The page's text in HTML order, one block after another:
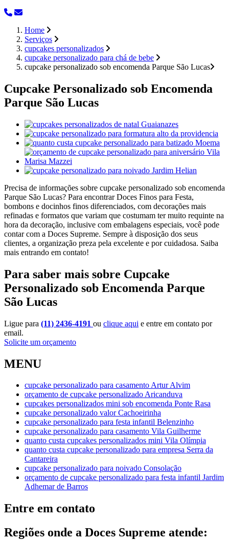
Home
Serviços
cupcakes personalizados
cupcake personalizado para chá de bebe
cupcake personalizado sob encomenda Parque São Lucas
Cupcake Personalizado sob Encomenda
Parque São Lucas
Precisa de informações sobre cupcake personalizado sob encomenda
Parque São Lucas? Para encontrar Doces Finos para Festa,
bombons e docinhos finos diferenciados, com decorações mais
refinadas e formatos que variam que costumam ter muito requinte na
hora da decoração, inclusive com embalagens especiais, você pode
contar com a Doces Supreme. Sempre à disposição dos seus
clientes, a organização preza pela excelente e por cuidadosa. Saiba
mais entrando em contato!
Para saber mais sobre Cupcake
Personalizado sob Encomenda Parque
São Lucas
Ligue para (11) 2436-4191 ou clique aqui e entre em contato por
email.
Solicite um orçamento
MENU
cupcake personalizado para casamento Artur Alvim
orçamento de cupcake personalizado Aricanduva
cupcakes personalizados mini sob encomenda Ponte Rasa
cupcake personalizado valor Cachoeirinha
cupcake personalizado para festa infantil Belenzinho
cupcake personalizado para casamento Vila Guilherme
quanto custa cupcakes personalizados mini Vila Olímpia
quanto custa cupcake personalizado para empresa Serra da
Cantareira
cupcake personalizado para noivado Consolação
orçamento de cupcake personalizado para festa infantil Jardim
Adhemar de Barros
Entre em contato
Regiões onde a Doces Supreme atende: